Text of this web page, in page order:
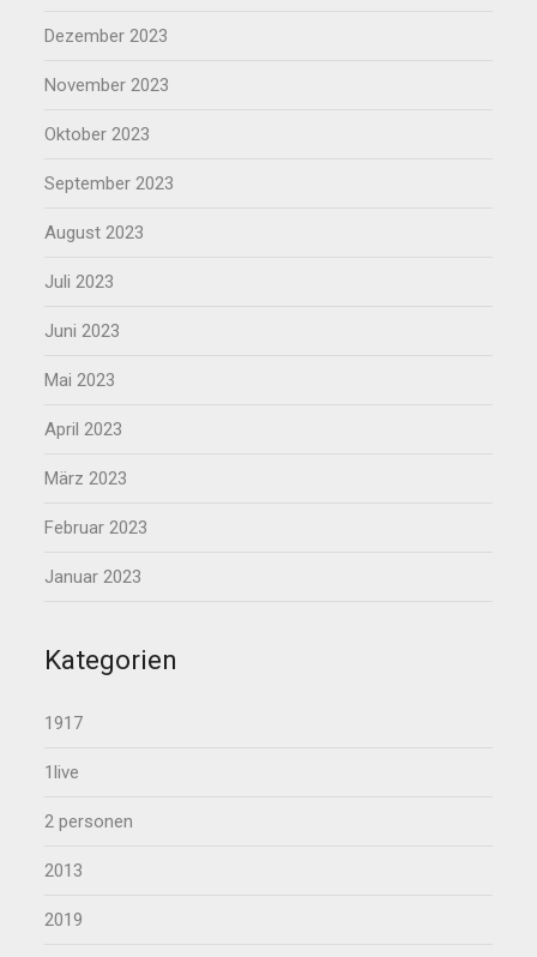
Dezember 2023
November 2023
Oktober 2023
September 2023
August 2023
Juli 2023
Juni 2023
Mai 2023
April 2023
März 2023
Februar 2023
Januar 2023
Kategorien
1917
1live
2 personen
2013
2019